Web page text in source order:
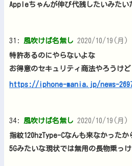
Appleちゃんが伸び代残したいみたい
31: 風吹けば名無し 2020/10/19(月)
特許あるのにやらないよな
お得意のセキュリティ商法やろうけど
https://iphone-mania.jp/news-
34: 風吹けば名無し 2020/10/19(月)
指紋120hzType-Cなんも来なかったか
5Gみたいな現状では無用の長物乗っ